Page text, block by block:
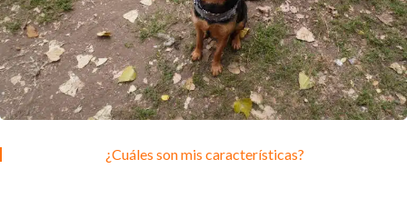
¿Cuáles son mis características?